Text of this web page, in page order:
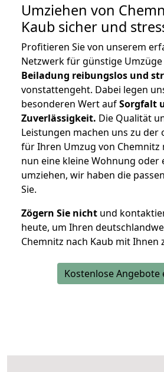
Umziehen von
Kaub sicher und
Profitieren Sie von unserem
Netzwerk für günstige
Beiladung reibungslos und
vonstattengeht. Dabei legen
besonderen Wert aufSorgfalt
Zuverlässigkeit. Die Qualität
Leistungen machen uns zu der
für Ihren Umzug von Chemnitz
nun eine kleine Wohnung oder
umziehen, wir haben die
Sie.
Zögern Sie nicht und
heute, um Ihren
Chemnitz nach Kaub mit Ihnen
Kostenlose Angebote